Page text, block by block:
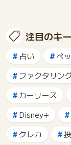
注目のキ
占い ペ
ファクタリン
カーリース
Disney+
クレカ